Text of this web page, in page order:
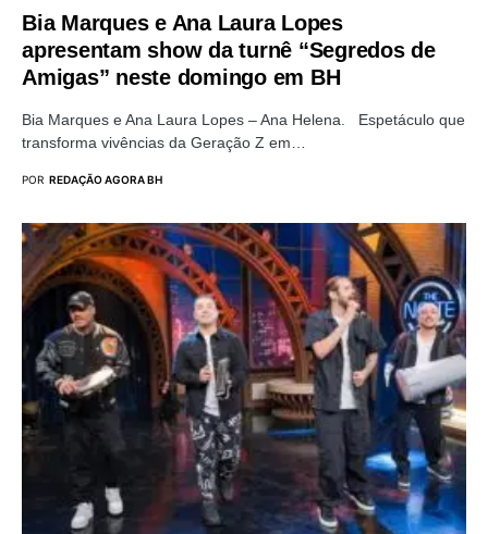
Bia Marques e Ana Laura Lopes
apresentam show da turnê “Segredos de
Amigas” neste domingo em BH
Bia Marques e Ana Laura Lopes – Ana Helena. Espetáculo que
transforma vivências da Geração Z em…
POR REDAÇÃO AGORA BH